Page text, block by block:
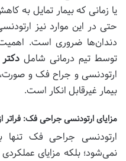
یا زمانی که بیمار تمایل به
حتی در این موارد نیز
دندان‌ها ضروری است.
توسط تیم درمانی شامل
ارتودنسی و جراح فک و صورت،
بیمار غیرقابل انکار است.
مزایای ارتودنسی جراحی فک: فراتر
ارتودنسی جراحی فک تنها
نمی‌شود؛ بلکه مزایای